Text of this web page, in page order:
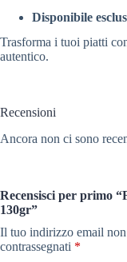
Disponibile
Trasforma i tuoi piatti
autentico.
Recensioni
Ancora non ci sono
Recensisci per primo
130gr”
Il tuo indirizzo email
contrassegnati *